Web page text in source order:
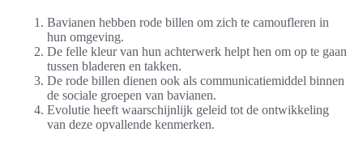
Bavianen hebben rode billen om zich te camoufleren in
hun omgeving.
De felle kleur van hun achterwerk helpt hen om op te gaan
tussen bladeren en takken.
De rode billen dienen ook als communicatiemiddel binnen
de sociale groepen van bavianen.
Evolutie heeft waarschijnlijk geleid tot de ontwikkeling
van deze opvallende kenmerken.